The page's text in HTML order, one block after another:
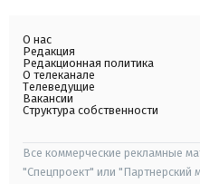
О нас
Редакция
Редакционная политика
О телеканале
Телеведущие
Вакансии
Структура собственности
Все коммерческие рекламные
"Спецпроект" или "Партнерский